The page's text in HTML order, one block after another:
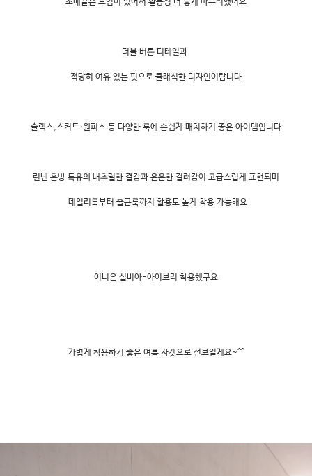
소매끝은 트임이 있어서 활동성 더 좋게 마무리했어요
더블 버튼 디테일과
적당히 여유 있는 핏으로 클래식한 디자인이랍니다
슬랙스,스커트·원피스 등 다양한 룩에 손쉽게 매치하기 좋은 아이템입니다
린넨 혼방 특유의 내추럴한 결감과 은은한 컬러감이 고급스럽게 표현되며
데일리룩부터 출근룩까지 활용도 높게 착용 가능해요
이너은 실비아-아이보리 착용했구요
가볍게 착용하기 좋은 여름 자켓으로 선보일게요~^^